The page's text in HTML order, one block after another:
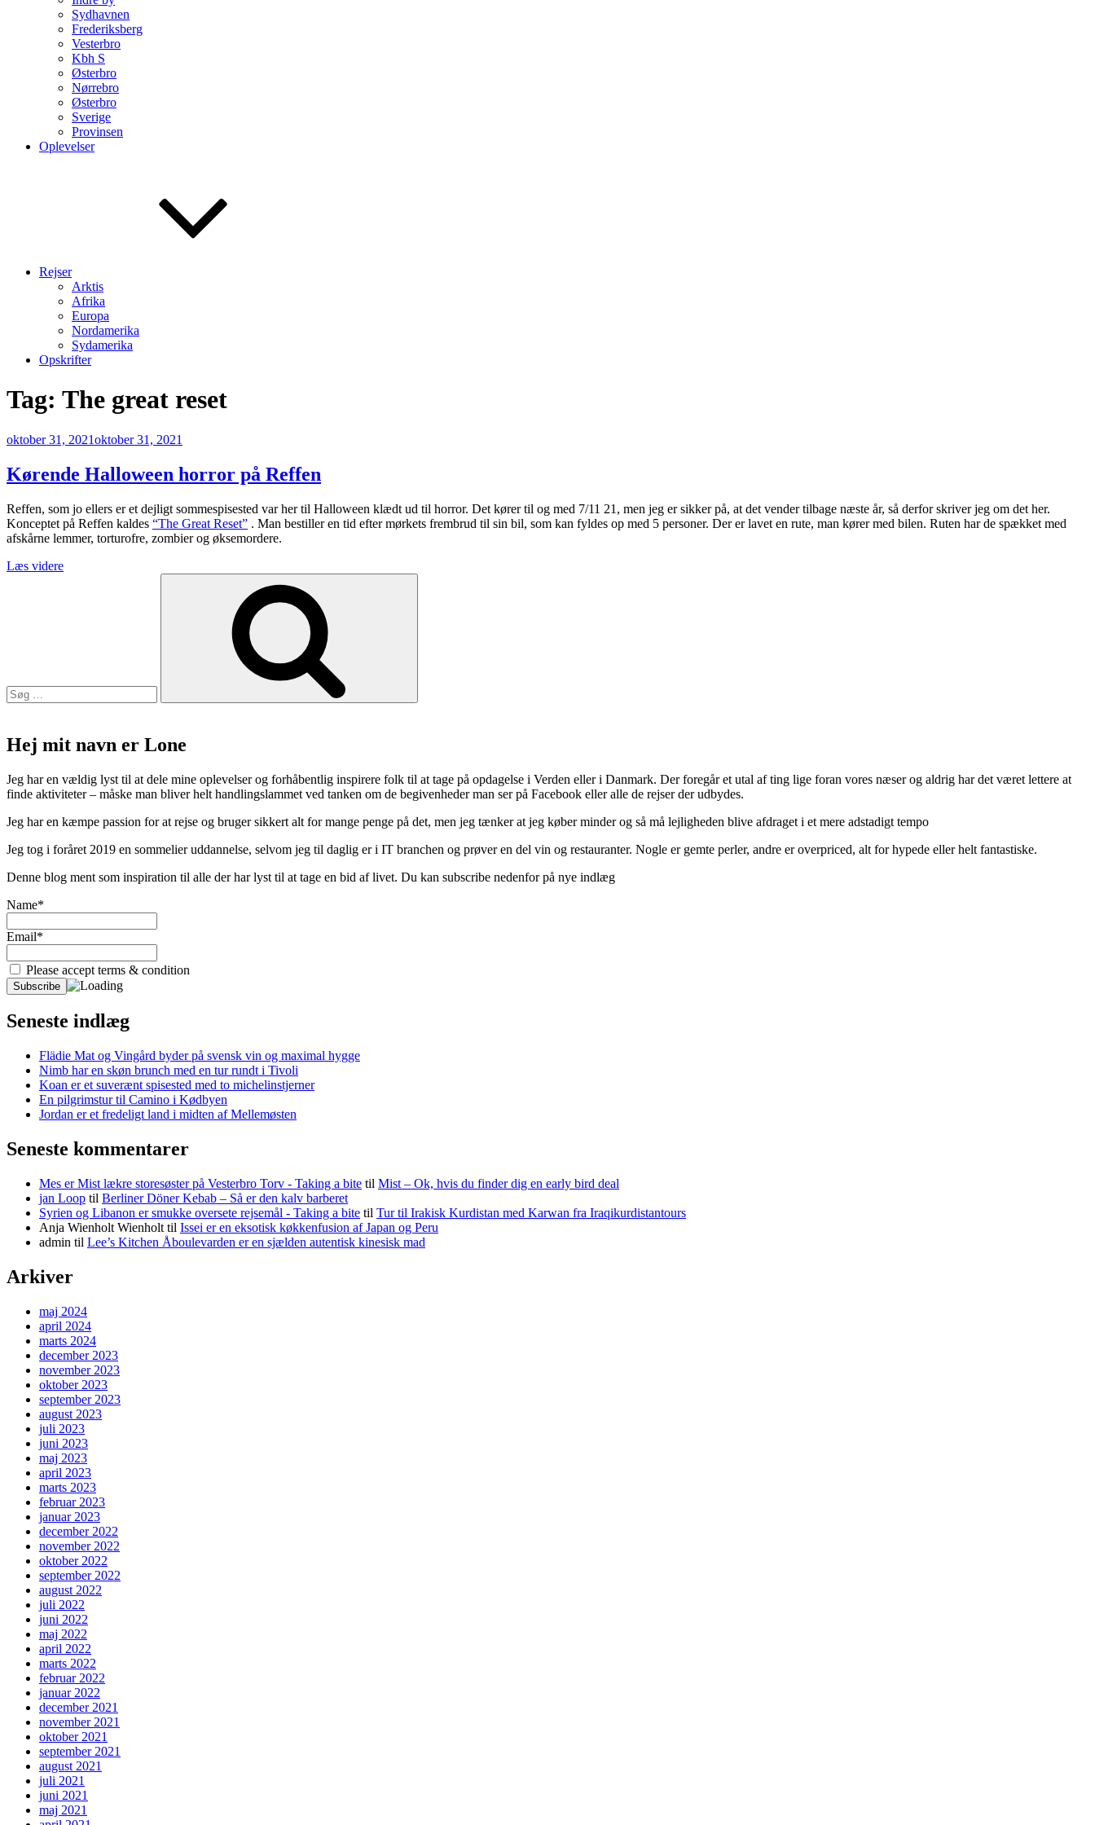
Sydhavnen
Frederiksberg
Vesterbro
Kbh S
Østerbro
Nørrebro
Østerbro
Sverige
Provinsen
Oplevelser
Rejser
Arktis
Afrika
Europa
Nordamerika
Sydamerika
Opskrifter
Tag: The great reset
Udgivet
oktober 31, 2021oktober 31, 2021
Kørende Halloween horror på Reffen
Reffen, som jo ellers er et dejligt sommespisested var her til Halloween klædt ud til horror. Det kører til og med 7/11 21, men jeg er sikker på, at det vender tilbage næste år, så derfor skriver jeg om det her.
Konceptet på Reffen kaldes “The Great Reset” . Man bestiller en tid efter mørkets frembrud til sin bil, som kan fyldes op med 5 personer. Der er lavet en rute, man kører med bilen. Ruten har de spækket med
afskårne lemmer, torturofre, zombier og øksemordere.
Læs videre“Kørende
Hej mit navn er Lone
Jeg har en vældig lyst til at dele mine oplevelser og forhåbentlig inspirere folk til at tage på opdagelse i Verden eller i Danmark. Der foregår et utal af ting lige foran vores næser og aldrig har det været lettere at
finde aktiviteter – måske man bliver helt handlingslammet ved tanken om de begivenheder man ser på Facebook eller alle de rejser der udbydes.
Jeg har en kæmpe passion for at rejse og bruger sikkert alt for mange penge på det, men jeg tænker at jeg køber minder og så må lejligheden blive afdraget i et mere adstadigt tempo
Jeg tog i foråret 2019 en sommelier uddannelse, selvom jeg til daglig er i IT branchen og prøver en del vin og restauranter. Nogle er gemte perler, andre er overpriced, alt for hypede eller helt fantastiske.
Denne blog ment som inspiration til alle der har lyst til at tage en bid af livet. Du kan subscribe nedenfor på nye indlæg
Name*
Email*
Please accept terms & condition
Seneste indlæg
Flädie Mat og Vingård byder på svensk vin og maximal hygge
Nimb har en skøn brunch med en tur rundt i Tivoli
Koan er et suverænt spisested med to michelinstjerner
En pilgrimstur til Camino i Kødbyen
Jordan er et fredeligt land i midten af Mellemøsten
Seneste kommentarer
Mes er Mist lækre storesøster på Vesterbro Torv - Taking a bite til Mist – Ok, hvis du finder dig en early bird deal
jan Loop til Berliner Döner Kebab – Så er den kalv barberet
Syrien og Libanon er smukke oversete rejsemål - Taking a bite til Tur til Irakisk Kurdistan med Karwan fra Iraqikurdistantours
Anja Wienholt Wienholt til Issei er en eksotisk køkkenfusion af Japan og Peru
admin til Lee’s Kitchen Åboulevarden er en sjælden autentisk kinesisk mad
Arkiver
maj 2024
april 2024
marts 2024
december 2023
november 2023
oktober 2023
september 2023
august 2023
juli 2023
juni 2023
maj 2023
april 2023
marts 2023
februar 2023
januar 2023
december 2022
november 2022
oktober 2022
september 2022
august 2022
juli 2022
juni 2022
maj 2022
april 2022
marts 2022
februar 2022
januar 2022
december 2021
november 2021
oktober 2021
september 2021
august 2021
juli 2021
juni 2021
maj 2021